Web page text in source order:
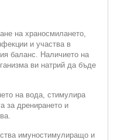
на храносмилането,
и участва в
баланс. Наличието на
ви натрий да бъде
на вода, стимулира
за дренирането и
имуностимулиращо и